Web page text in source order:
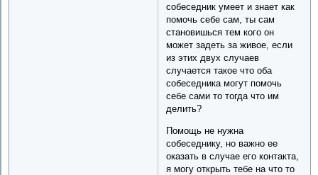
собеседник умеет и знает как
помочь себе сам, ты сам
становишься тем кого он
может задеть за живое, если
из этих двух случаев
случается такое что оба
собеседника могут помочь
себе сами то тогда что им
делить?
Помощь не нужна
собеседнику, но важно ее
оказать в случае его контакта,
я могу открыть тебе на что то